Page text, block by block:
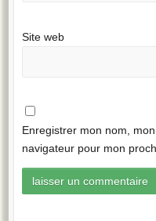
Site web
Enregistrer mon nom,
navigateur pour mon